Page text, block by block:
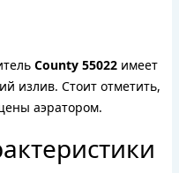
County 55022 имеет
излив. Cтоит отметить,
аэратором.